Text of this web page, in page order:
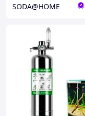
SODA@HOME